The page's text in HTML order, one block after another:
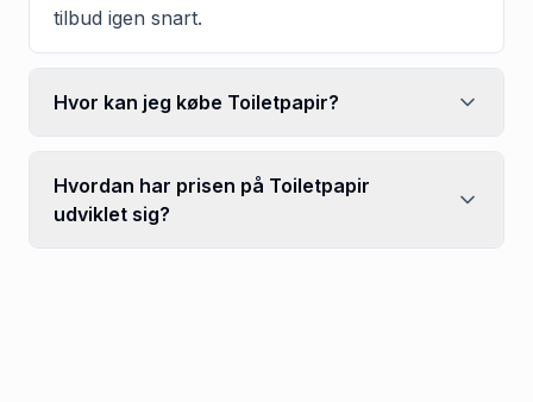
tilbud igen snart.
Hvor kan jeg købe Toiletpapir?
Hvordan har prisen på Toiletpapir
udviklet sig?